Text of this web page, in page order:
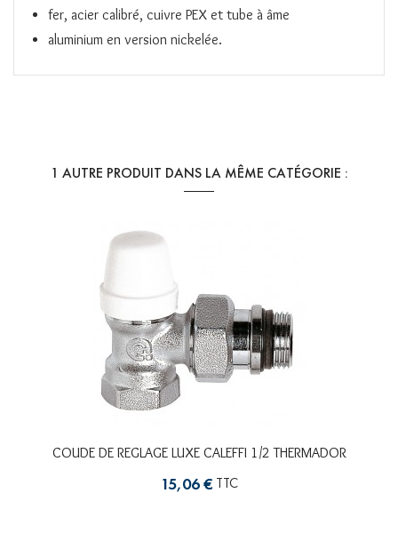
fer, acier calibré, cuivre PEX et tube à âme
aluminium en version nickelée.
1 AUTRE PRODUIT DANS LA MÊME CATÉGORIE :
COUDE DE REGLAGE LUXE CALEFFI 1/2 THERMADOR
15,06 €TTC